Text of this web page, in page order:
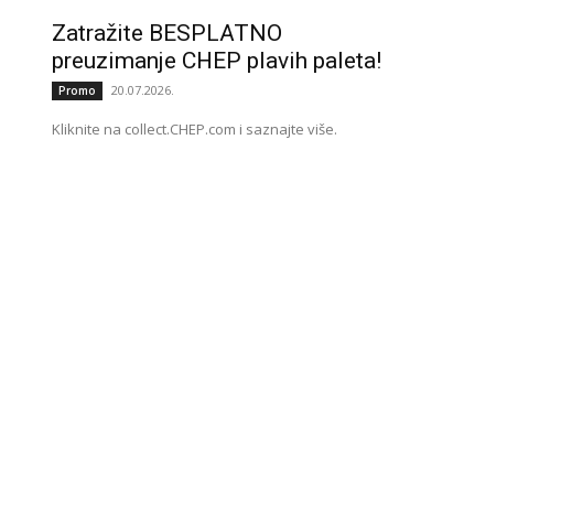
Zatražite BESPLATNO
preuzimanje CHEP plavih paleta!
Promo 20.07.2026.
Kliknite na collect.CHEP.com i saznajte više.